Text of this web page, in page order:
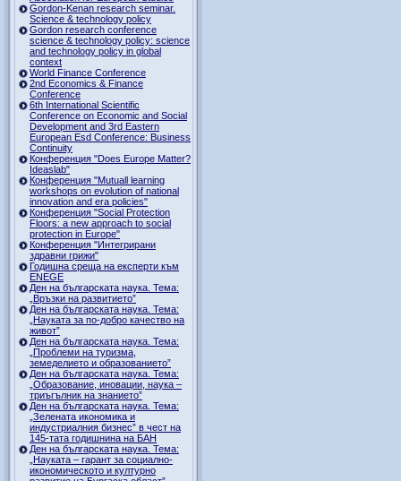
Gordon-Kenan research seminar.
Science & technology policy
Gordon research сonference
science & technology policy: science
and technology policy in global
context
World Finance Conference
2nd Economics & Finance
Conference
6th International Scientific
Conference оn Economic and Social
Development and 3rd Eastern
European Esd Conference: Business
Continuity
Конференция "Does Europe Matter?
Ideaslab"
Конференция "Mutuall learning
workshops on evolution of national
innovation and era policies"
Конференция "Social Protection
Floors: a new approach to social
protection in Europe"
Конференция "Интегрирани
здравни грижи"
Годишна среща на експерти към
ENEGE
Ден на българската наука. Тема:
„Връзки на развитието”
Ден на българската наука. Тема:
„Науката за по-добро качество на
живот”
Ден на българската наука. Тема:
„Проблеми на туризма,
земеделието и образованието”
Ден на българската наука. Тема:
„Образование, иновации, наука –
триъгълник на знанието”
Ден на българската наука. Тема:
„Зелената икономика и
индустриалния бизнес” в чест на
145-тата годишнина на БАН
Ден на българската наука. Тема:
„Науката – гарант за социално-
икономическото и културно